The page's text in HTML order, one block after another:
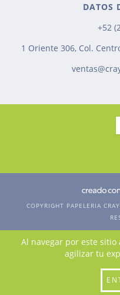
Al navegar por este sitio
agilizar tu
DATOS
+52
1 Oriente 306, Col.
COPYRIGHT PAPELERIA